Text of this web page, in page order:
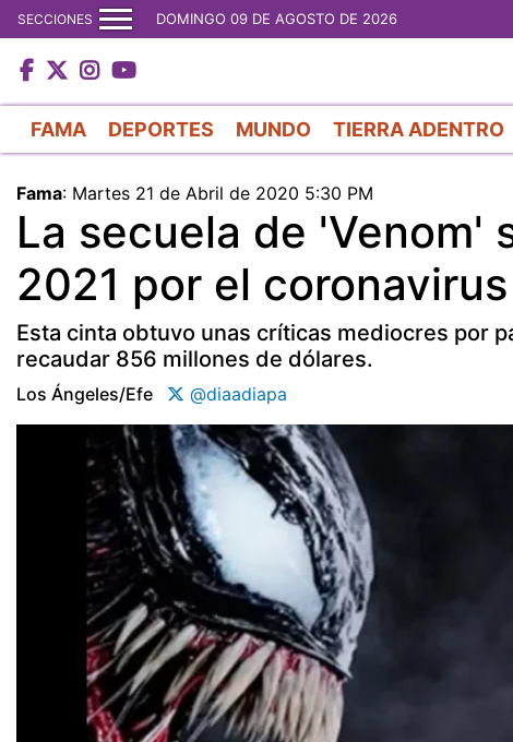
SECCIONES DOMINGO 09 DE AGOSTO DE 2026
FAMA DEPORTES MUNDO TIERRA ADENTRO
Fama: Martes 21 de Abril de 2020 5:30 PM
La secuela de 'Venom'
2021 por el coronavirus
Esta cinta obtuvo unas críticas mediocres por
recaudar 856 millones de dólares.
Los Ángeles/efe @diaadiapa